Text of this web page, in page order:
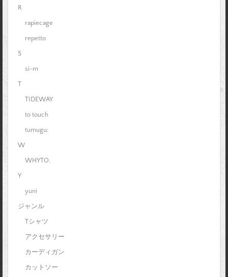
R
rapiecage
repetto
S
si-m
T
TIDEWAY
to touch
tumugu:
W
WHYTO.
Y
yuni
ジャンル
Tシャツ
アクセサリー
カーディガン
カットソー